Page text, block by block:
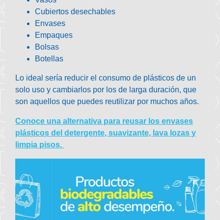
Cubiertos desechables
Envases
Empaques
Bolsas
Botellas
Lo ideal sería reducir el consumo de plásticos de un
solo uso y cambiarlos por los de larga duración, que
son aquellos que puedes reutilizar por muchos años.
Conoce una alternativa para reusar los envases
plásticos del detergente, suavizante, lava lozas y
limpia pisos.